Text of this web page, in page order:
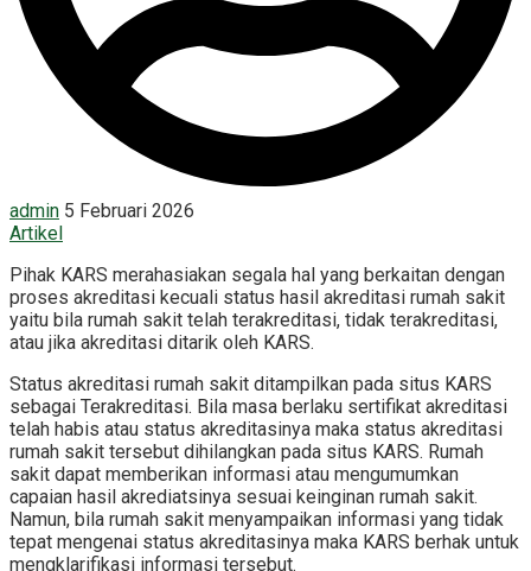
admin 5 Februari 2026
Artikel
Pihak KARS merahasiakan segala hal yang berkaitan dengan
proses akreditasi kecuali status hasil akreditasi rumah sakit
yaitu bila rumah sakit telah terakreditasi, tidak terakreditasi,
atau jika akreditasi ditarik oleh KARS.
Status akreditasi rumah sakit ditampilkan pada situs KARS
sebagai Terakreditasi. Bila masa berlaku sertifikat akreditasi
telah habis atau status akreditasinya maka status akreditasi
rumah sakit tersebut dihilangkan pada situs KARS. Rumah
sakit dapat memberikan informasi atau mengumumkan
capaian hasil akrediatsinya sesuai keinginan rumah sakit.
Namun, bila rumah sakit menyampaikan informasi yang tidak
tepat mengenai status akreditasinya maka KARS berhak untuk
mengklarifikasi informasi tersebut.